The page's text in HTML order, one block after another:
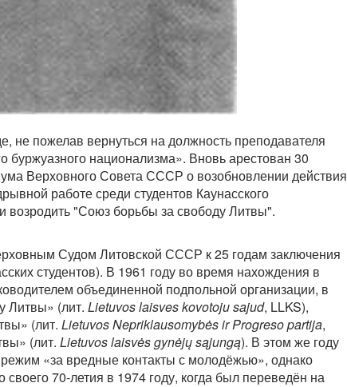
не пожелав вернуться на должность преподавателя
буржуазного национализма». Вновь арестован 30
Верховного Совета СССР о возобновлении действия
работе среди студентов Каунасского
возродить "Союз борьбы за свободу Литвы".
Судом Литовской СССР к 25 годам заключения
студентов). В 1961 году во время нахождения в
объединенной подпольной организации, в
Литвы» (лит. Lietuvos laisves kovotoju sajud, LLKS),
(лит. Lietuvos Nepriklausomybės ir Progreso partija,
(лит. Lietuvos laisvės gynėjų sąjungą). В этом же году
«за вредные контакты с молодёжью», однако
70-летия в 1974 году, когда был переведён на